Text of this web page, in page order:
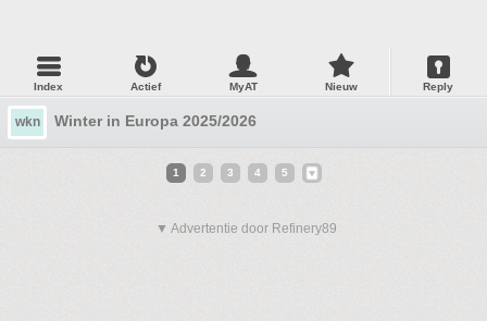
Index Actief MyAT Nieuw Reply
wkn Winter in Europa 2025/2026
1 2 3 4 5
▼ Advertentie door Refinery89